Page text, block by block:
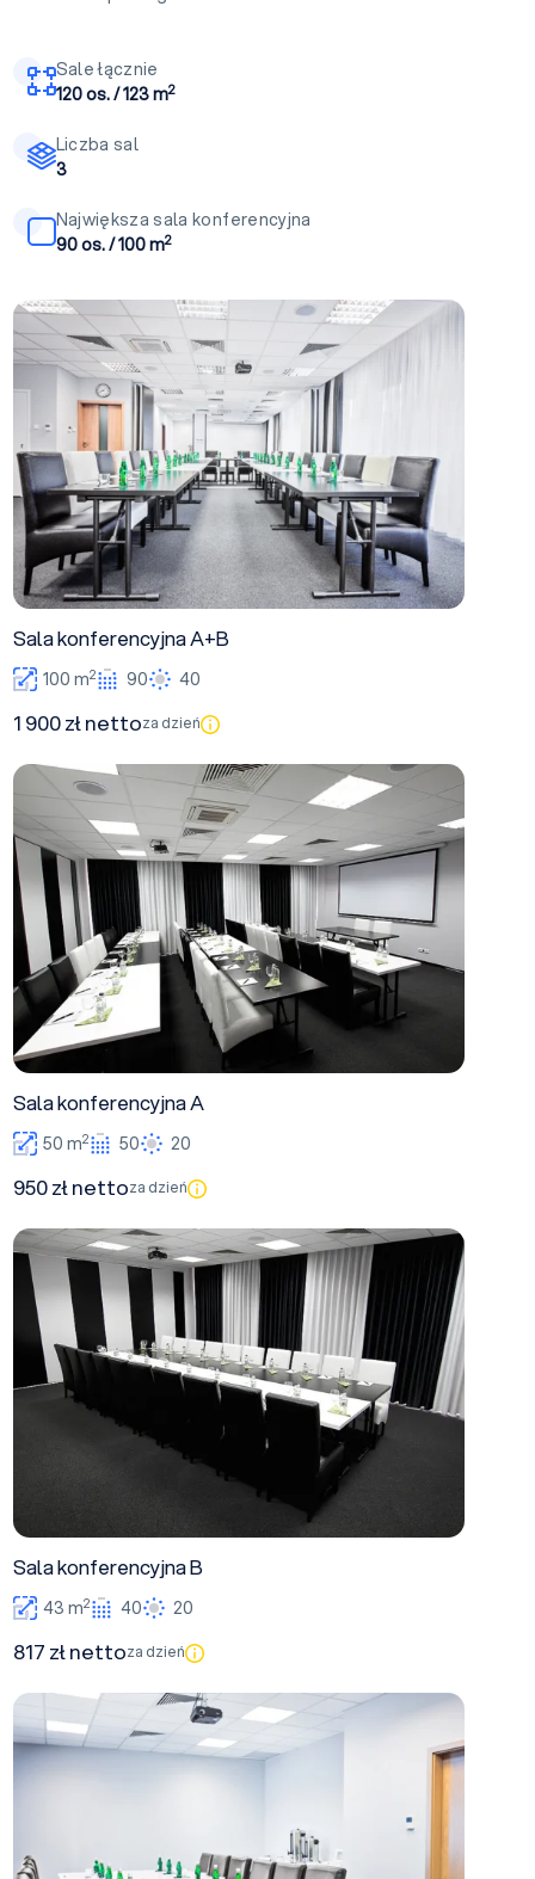
Sale łącznie
120 os. / 123 m2
Liczba sal
3
Największa sala konferencyjna
90 os. / 100 m2
Sala konferencyjna A+B
Sala konferencyjna A+B
100 m2 90 40
1 900 zł nettoza dzień
Sala konferencyjna A
Sala konferencyjna A
50 m2 50 20
950 zł nettoza dzień
Sala konferencyjna B
Sala konferencyjna B
43 m2 40 20
817 zł nettoza dzień
Sala konferencyjna C